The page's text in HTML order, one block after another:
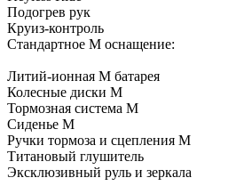
Подогрев рук
Круиз-контроль
Стандартное M оснащение:
Литий-ионная M батарея
Колесные диски M
Тормозная система M
Сиденье M
Ручки тормоза и сцепления M
Титановый глушитель
Эксклюзивный руль и зеркала